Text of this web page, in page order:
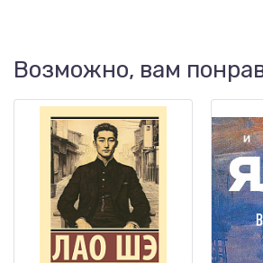
Возможно, вам